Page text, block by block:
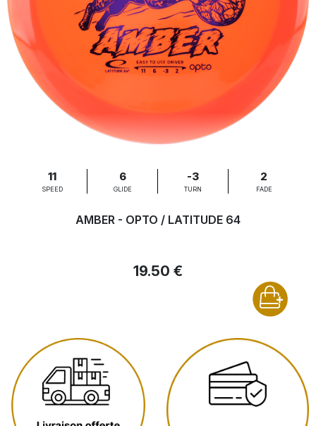
11
SPEED
6
GLIDE
-3
TURN
2
FADE
AMBER - OPTO / LATITUDE 64
19.50 €